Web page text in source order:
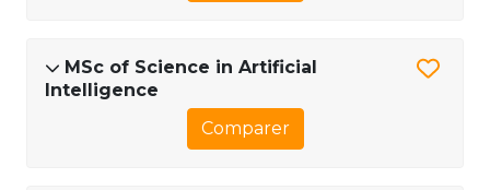
MSc of Science in Artificial
Intelligence
Comparer